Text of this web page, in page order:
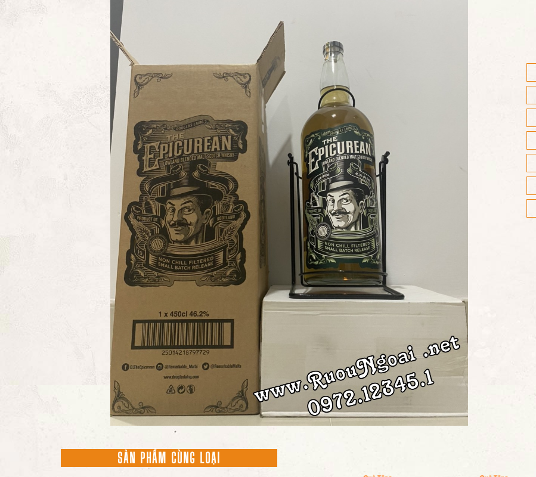
SẢN PHẨM CÙNG LOẠI